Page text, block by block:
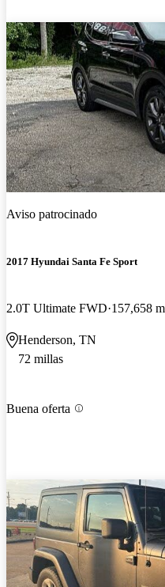
Aviso patrocinado
2017 Hyundai Santa Fe Sport
2.0T Ultimate FWD 157,658
Henderson, TN
72 millas
Buena oferta